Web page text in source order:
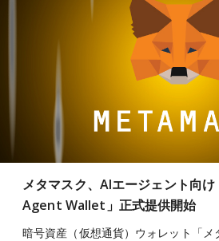
メタマスク、AIエージェント向
Agent Wallet」正式提供開始
暗号資産（仮想通貨）ウォレット「メ